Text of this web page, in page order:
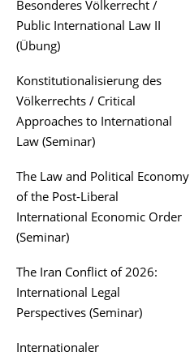
Besonderes Völkerrecht /
Public International Law II
(Übung)
Konstitutionalisierung des
Völkerrechts / Critical
Approaches to International
Law (Seminar)
The Law and Political Economy
of the Post-Liberal
International Economic Order
(Seminar)
The Iran Conflict of 2026:
International Legal
Perspectives (Seminar)
Internationaler